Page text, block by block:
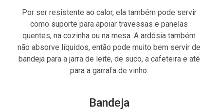
Por ser resistente ao calor, ela também pode servir
como suporte para apoiar travessas e panelas
quentes, na cozinha ou na mesa. A ardósia também
não absorve líquidos, então pode muito bem servir de
bandeja para a jarra de leite, de suco, a cafeteira e até
para a garrafa de vinho.
Bandeja